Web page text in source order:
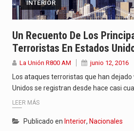
INTERIOR
Un Recuento De Los
Terroristas En Estados
La Unión R800 AM junio 12, 2016
Los ataques terroristas que han
Unidos se registran desde hace casi
LEER MÁS
Publicado en Interior, Nacionales